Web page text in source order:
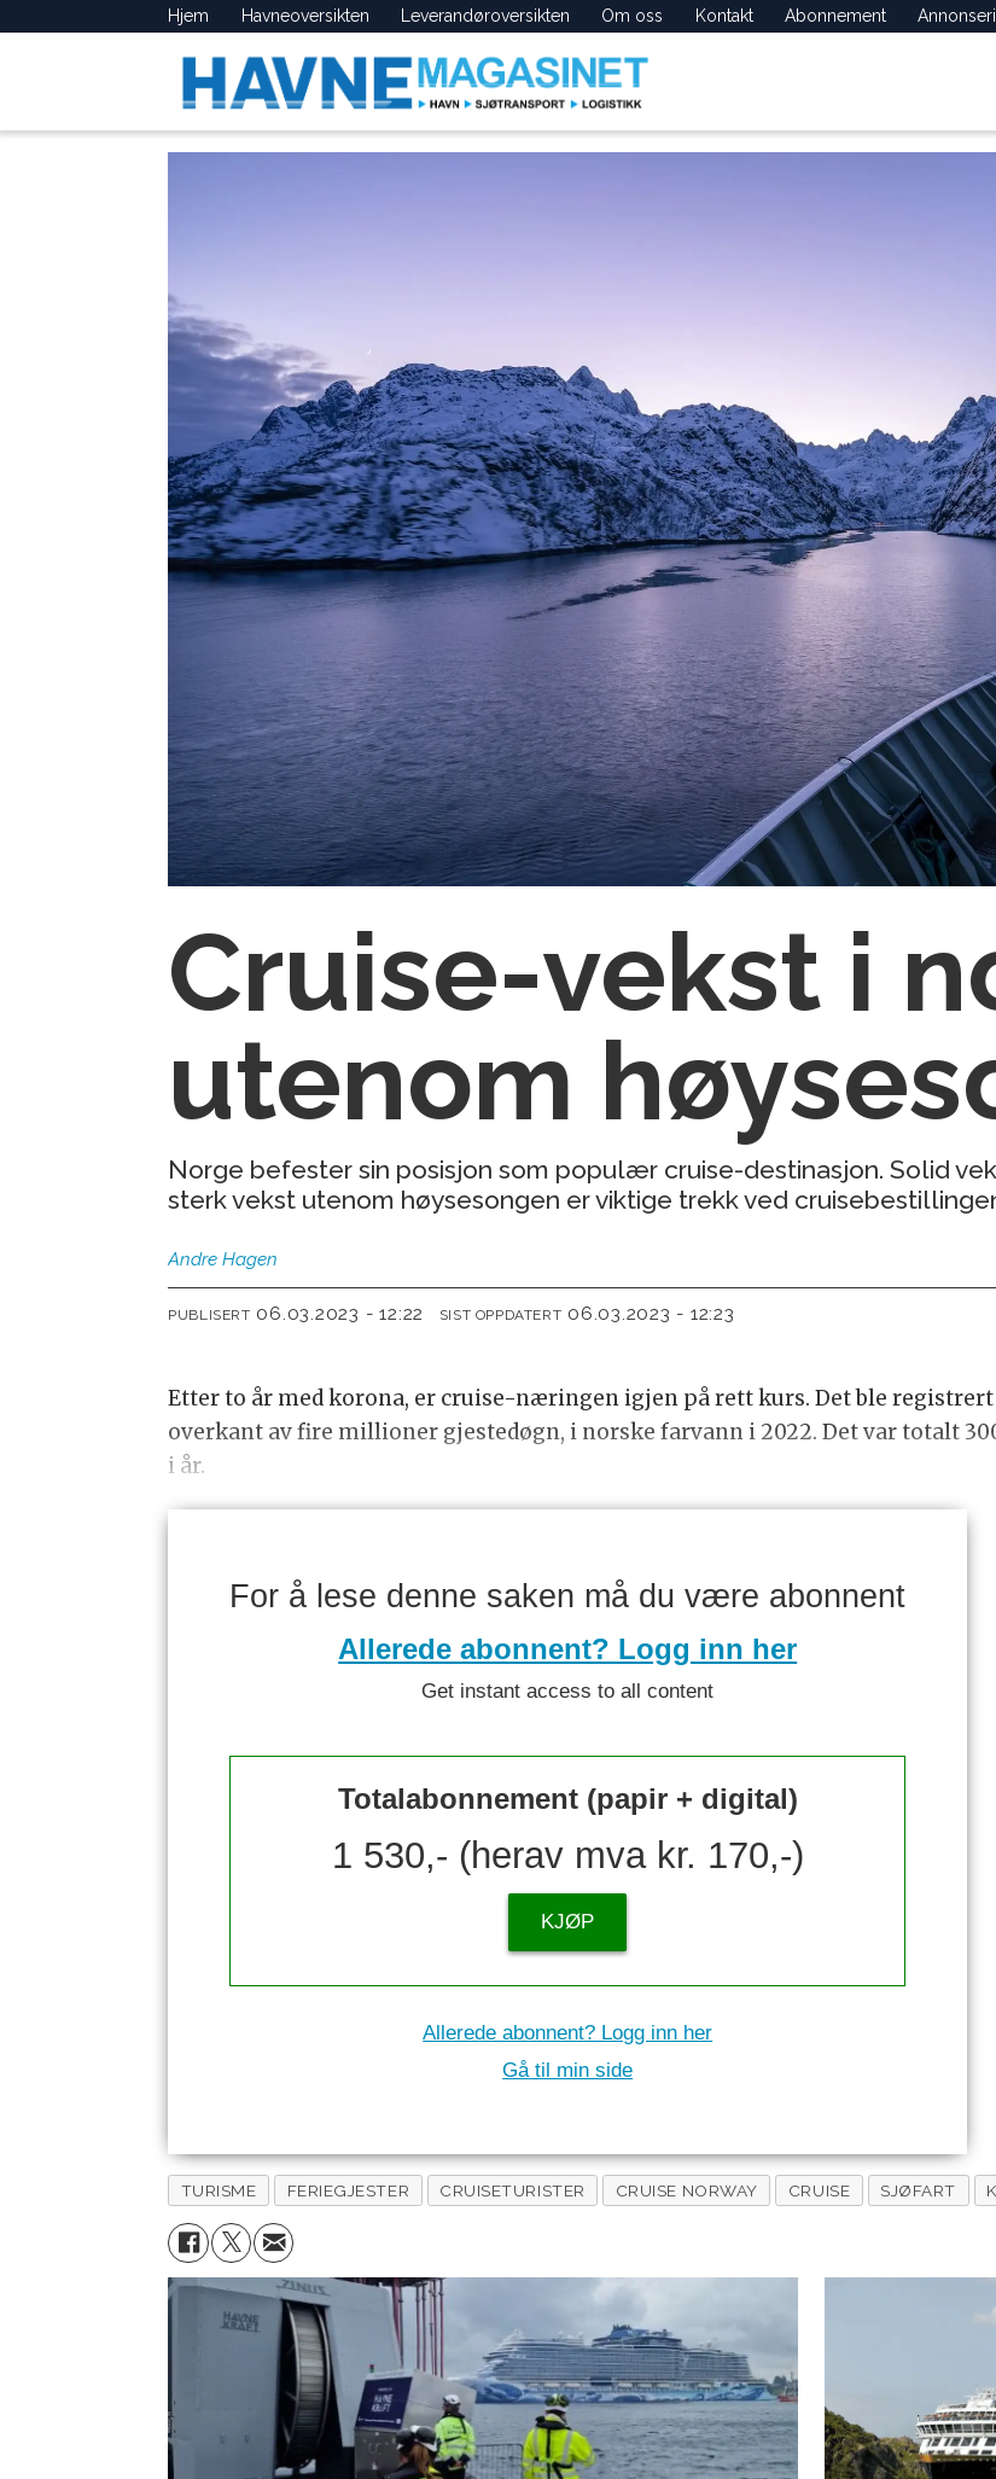
Hjem Havneoversikten Leverandøroversikten Om oss Kontakt Abonnement
Cruise-vekst i
utenom
Norge befester sin posisjon som populær cruise-destinasjon. Solid
sterk vekst utenom høysesongen er viktige trekk ved
Andre Hagen
PUBLISERT 06.03.2023 - 12:22 SIST OPPDATERT 06.03.2023 - 12:23
Etter to år med korona, er cruise-næringen igjen på rett kurs. Det ble
overkant av fire millioner gjestedøgn, i norske farvann i 2022. Det var totalt
i år.
For å lese denne saken må du være abonnent
Allerede abonnent? Logg inn her
Get instant access to all content
Totalabonnement (papir + digital)
1 530,- (herav mva kr. 170,-)
KJØP
Allerede abonnent? Logg inn her
Gå til min side
TURISME FERIEGJESTER CRUISETURISTER CRUISE NORWAY CRUISE SJØFART